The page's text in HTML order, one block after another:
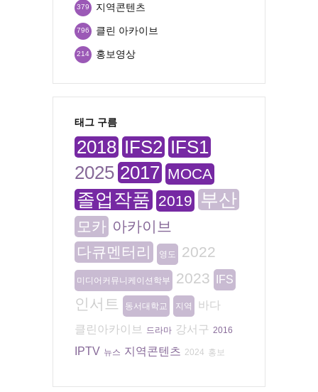
지역콘텐츠
379
클린 아카이브
796
홍보영상
214
태그 구름
2018 IFS2 IFS1
2025 2017 MOCA
졸업작품 2019 부산
모카 아카이브
다큐멘터리
영도 2022
미디어커뮤니케이션학부 2023 IFS
인서트 동서대학교 지역
바다
클린아카이브
드라마 강서구 2016
IPTV 뉴스 지역콘텐츠 2024 홍보